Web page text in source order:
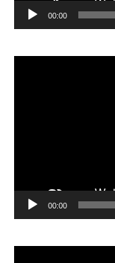
00:00
00:00